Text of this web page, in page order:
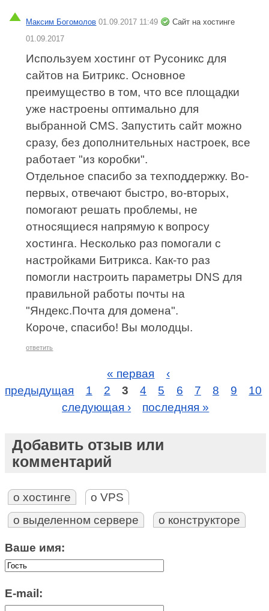
Максим Богомолов 01.09.2017 11:49
Сайт на хостинге
01.09.2017
Используем хостинг от Русоникс для
сайтов на Битрикс. Основное
преимущество в том, что все площадки
уже настроены оптимально для
выбранной CMS. Запустить сайт можно
сразу, без дополнительных настроек, все
работает "из коробки".
Отдельное спасибо за техподдержку. Во-
первых, отвечают быстро, во-вторых,
помогают решать проблемы, не
относящиеся напрямую к вопросу
хостинга. Несколько раз помогали с
настройками Битрикса. Как-то раз
помогли настроить параметры DNS для
правильной работы почты на
"Яндекс.Почта для домена".
Короче, спасибо! Вы молодцы.
ответить
« первая
‹
предыдущая
1 2 3 4 5 6 7 8 9
10
следующая ›
последняя »
Добавить отзыв или
комментарий
о хостинге
о VPS
о выделенном сервере
о конструкторе
Ваше имя:
E-mail: